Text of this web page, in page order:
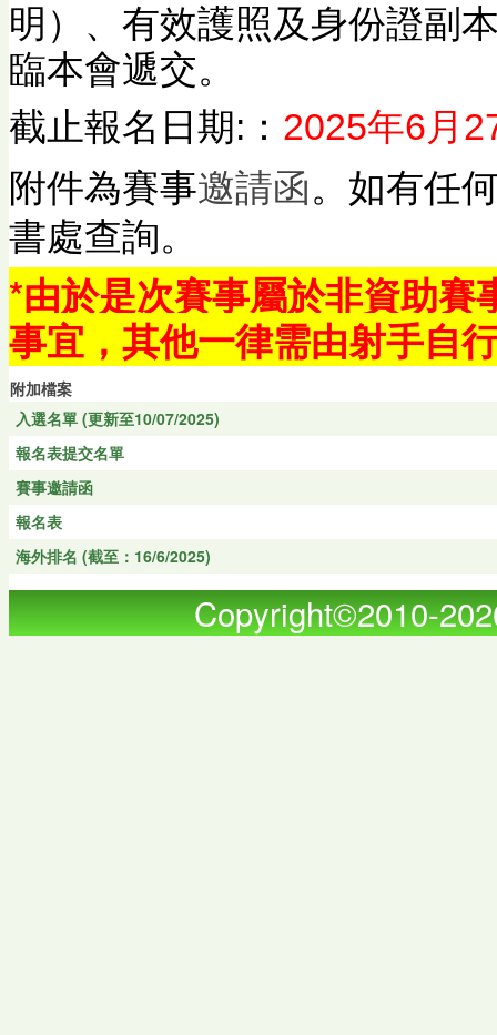
明）、有效護照及身份證副
臨本會遞交。
截止報名日期:： 2025年6月
附件為賽事邀請函。如有任
書處查詢。
*由於是次賽事屬於非資助
事宜，其他一律需由射手自
附加檔案
入選名單 (更新至10/07/2025)
報名表提交名單
賽事邀請函
報名表
海外排名 (截至：16/6/2025)
Copyright©2010-